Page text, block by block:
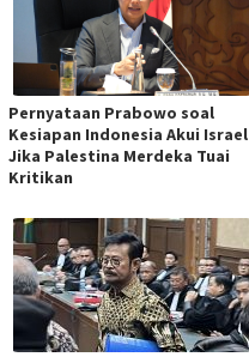
Pernyataan Prabowo soal
Kesiapan Indonesia Akui Israel
Jika Palestina Merdeka Tuai
Kritikan